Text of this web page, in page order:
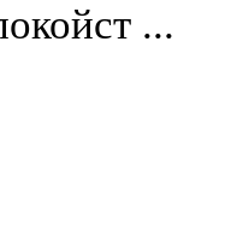
...